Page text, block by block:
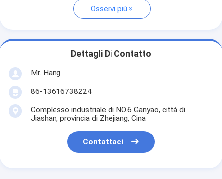
Osservi più
Dettagli Di Contatto
Mr. Hang
86-13616738224
Complesso industriale di NO.6 Ganyao, città di
Jiashan, provincia di Zhejiang, Cina
Contattaci